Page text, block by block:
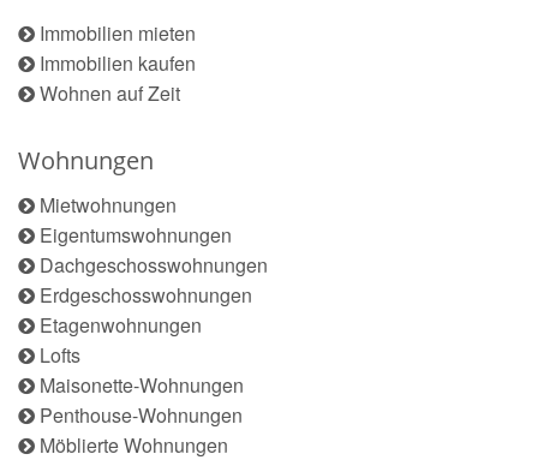
Immobilien mieten
Immobilien kaufen
Wohnen auf Zeit
Wohnungen
Mietwohnungen
Eigentumswohnungen
Dachgeschosswohnungen
Erdgeschosswohnungen
Etagenwohnungen
Lofts
Maisonette-Wohnungen
Penthouse-Wohnungen
Möblierte Wohnungen